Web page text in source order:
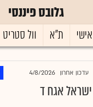
גלובס פיננסי
ת"א וול סטריט
|עדכון אחרון 4/8/2026
ישראל אגח ד